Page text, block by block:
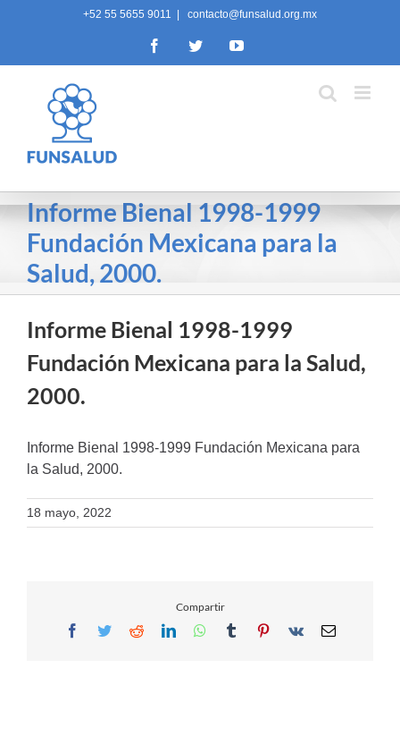
+52 55 5655 9011 contacto@funsalud.org.mx
FacebookTwitterYouTube
Informe Bienal 1998-1999
Fundación Mexicana para la
Salud, 2000.
Informe Bienal 1998-1999
Fundación Mexicana para la Salud,
2000.
Informe Bienal 1998-1999 Fundación Mexicana para
la Salud, 2000.
18 mayo, 2022
Compartir
Facebook
TwitterRedditLinkedInWhatsApp
TumblrPinterest
Vk Email